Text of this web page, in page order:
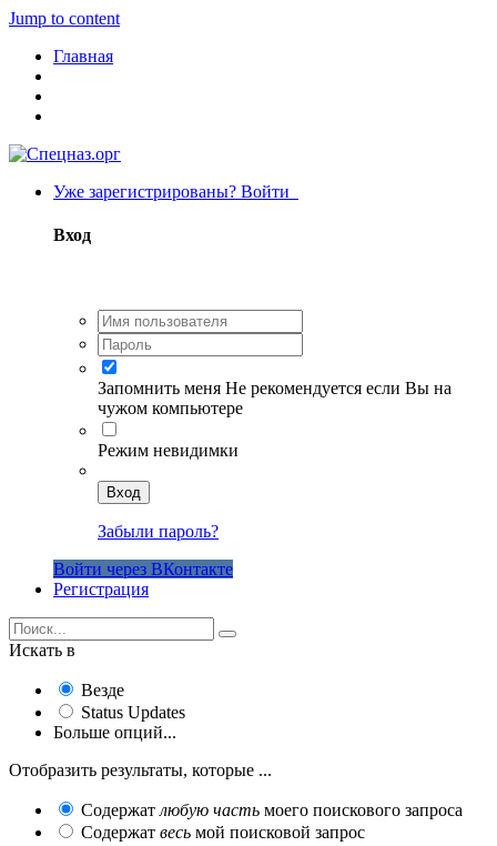
Jump to content
Главная
Уже зарегистрированы? Войти
Вход
Запомнить меня Не рекомендуется если Вы на
чужом компьютере
Режим невидимки
Вход
Забыли пароль?
Войти через ВКонтакте
Регистрация
Искать в
Везде
Status Updates
Больше опций...
Отобразить результаты, которые ...
Содержат любую часть моего поискового запроса
Содержат весь мой поисковой запрос